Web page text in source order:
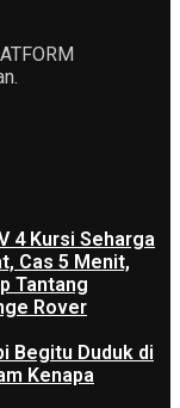
4 Kursi Seharga
Cas 5 Menit,
Tantang
Rover
Begitu Duduk di
Kenapa